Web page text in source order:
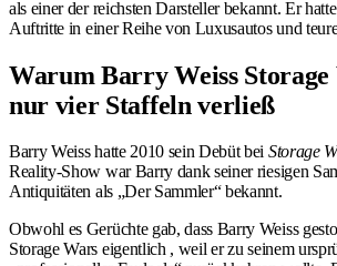
als einer der reichsten Darsteller bekannt. Er
Auftritte in einer Reihe von Luxusautos und
Warum Barry Weiss Storage
nur vier Staffeln verließ
Barry Weiss hatte 2010 sein Debüt bei Storage
Reality-Show war Barry dank seiner riesigen
Antiquitäten als „Der Sammler“ bekannt.
Obwohl es Gerüchte gab, dass Barry Weiss
Storage Wars eigentlich , weil er zu seinem